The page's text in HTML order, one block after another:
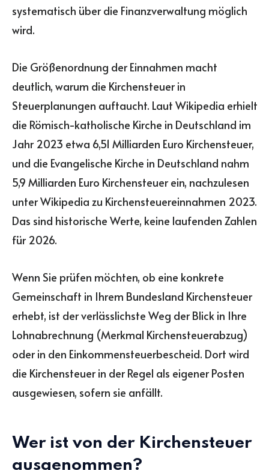
systematisch über die Finanzverwaltung möglich
wird.
Die Größenordnung der Einnahmen macht
deutlich, warum die Kirchensteuer in
Steuerplanungen auftaucht. Laut Wikipedia erhielt
die Römisch-katholische Kirche in Deutschland im
Jahr 2023 etwa 6,51 Milliarden Euro Kirchensteuer,
und die Evangelische Kirche in Deutschland nahm
5,9 Milliarden Euro Kirchensteuer ein, nachzulesen
unter Wikipedia zu Kirchensteuereinnahmen 2023.
Das sind historische Werte, keine laufenden Zahlen
für 2026.
Wenn Sie prüfen möchten, ob eine konkrete
Gemeinschaft in Ihrem Bundesland Kirchensteuer
erhebt, ist der verlässlichste Weg der Blick in Ihre
Lohnabrechnung (Merkmal Kirchensteuerabzug)
oder in den Einkommensteuerbescheid. Dort wird
die Kirchensteuer in der Regel als eigener Posten
ausgewiesen, sofern sie anfällt.
Wer ist von der Kirchensteuer
ausgenommen?